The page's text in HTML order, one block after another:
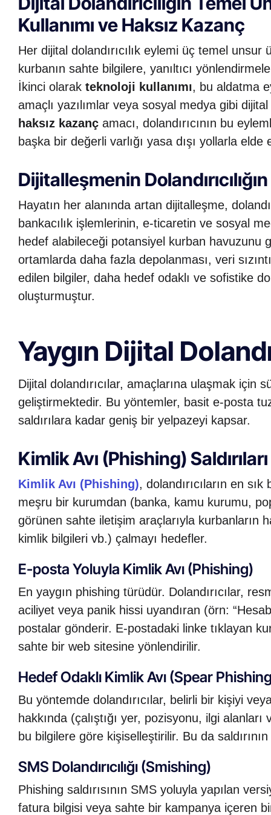
Kullanımı ve Haksız Kazanç
Her dijital dolandırıcılık eylemi üç temel
kurbanın sahte bilgilere, yanıltıcı
İkinci olarak teknoloji kullanımı, bu aldatma
amaçlı yazılımlar veya sosyal medya gibi
haksız kazanç amacı, dolandırıcının bu
başka bir değerli varlığı yasa dışı yollarla elde
Dijitalleşmenin
Hayatın her alanında artan dijitalleşme,
bankacılık işlemlerinin, e-ticaretin ve sosyal
hedef alabileceği potansiyel kurban havuzunu
ortamlarda daha fazla depolanması, veri
edilen bilgiler, daha hedef odaklı ve sofistike
oluşturmuştur.
Yaygın Dijital
Dijital dolandırıcılar, amaçlarına ulaşmak için
geliştirmektedir. Bu yöntemler, basit e-posta
saldırılara kadar geniş bir yelpazeyi kapsar.
Kimlik Avı (Phishing) Saldırıları
Kimlik Avı (Phishing), dolandırıcıların en
meşru bir kurumdan (banka, kamu kurumu,
görünen sahte iletişim araçlarıyla kurbanların
kimlik bilgileri vb.) çalmayı hedefler.
E-posta Yoluyla Kimlik Avı (Phishing)
En yaygın phishing türüdür. Dolandırıcılar,
aciliyet veya panik hissi uyandıran (örn:
postalar gönderir. E-postadaki linke tıklayan
sahte bir web sitesine yönlendirilir.
Hedef Odaklı Kimlik Avı (Spear
Bu yöntemde dolandırıcılar, belirli bir kişiyi
hakkında (çalıştığı yer, pozisyonu, ilgi
bu bilgilere göre kişiselleştirilir. Bu da saldırının
SMS Dolandırıcılığı (Smishing)
Phishing saldırısının SMS yoluyla yapılan
fatura bilgisi veya sahte bir kampanya içeren